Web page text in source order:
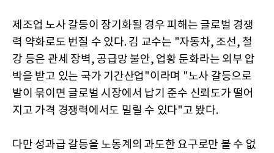
제조업 노사 갈등이 장기화될 경우 피해는 글로벌 경쟁
력 약화로도 번질 수 있다. 김 교수는 "자동차, 조선, 철
강 등은 관세 장벽, 공급망 불안, 업황 둔화라는 외부 압
박을 받고 있는 국가 기간산업"이라며 "노사 갈등으로
발이 묶이면 글로벌 시장에서 납기 준수 신뢰도가 떨어
지고 가격 경쟁력에서도 밀릴 수 있다"고 봤다.
다만 성과급 갈등을 노동계의 과도한 요구로만 볼 수 없